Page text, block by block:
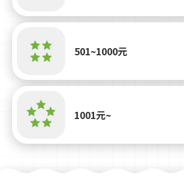
501~1000元
1001元~